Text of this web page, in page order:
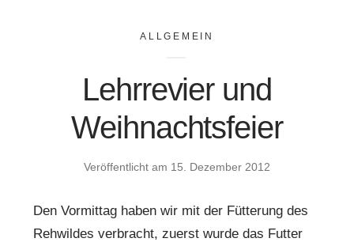
ALLGEMEIN
Lehrrevier und
Weihnachtsfeier
Veröffentlicht am 15. Dezember 2012
Den Vormittag haben wir mit der Fütterung des
Rehwildes verbracht, zuerst wurde das Futter